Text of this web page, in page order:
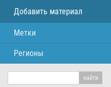
Добавить материал
Метки
Регионы